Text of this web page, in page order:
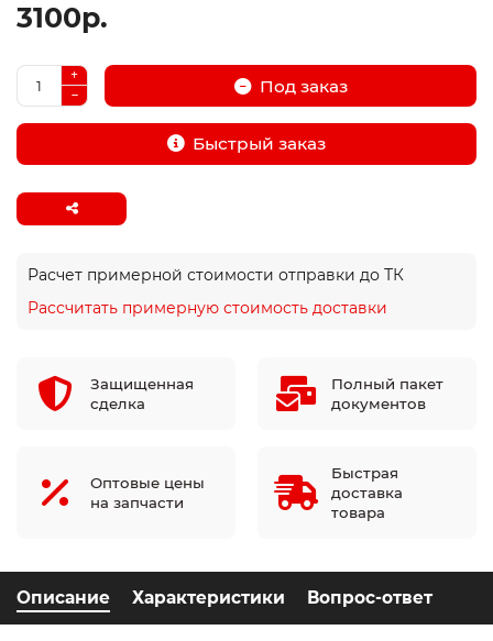
3100р.
Под заказ
Быстрый заказ
Расчет примерной стоимости отправки до ТК
Рассчитать примерную стоимость доставки
Защищенная
сделка
Полный пакет
документов
Оптовые цены
на запчасти
Быстрая
доставка
товара
Описание Характеристики Вопрос-ответ